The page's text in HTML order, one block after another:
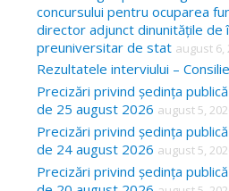
concursului pentru ocuparea
director adjunct dinunitățile de
preuniversitar de stat august 6,
Rezultatele interviului –
Precizări privind ședința
de 25 august 2026 august 5,
Precizări privind ședința
de 24 august 2026 august 5,
Precizări privind ședința